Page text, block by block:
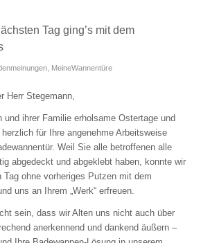
Tag ging’s mit dem
, MeineWannentüre
Herr Stegemann,
und ihrer Familie erholsame Ostertage und
für Ihre angenehme Arbeitsweise
Weil Sie alle betroffenen alle
abgedeckt und abgeklebt haben, konnte wir
ohne vorheriges Putzen mit dem
uns an Ihrem „Werk“ erfreuen.
sein, dass wir Alten uns nicht auch über
anerkennend und dankend äußern –